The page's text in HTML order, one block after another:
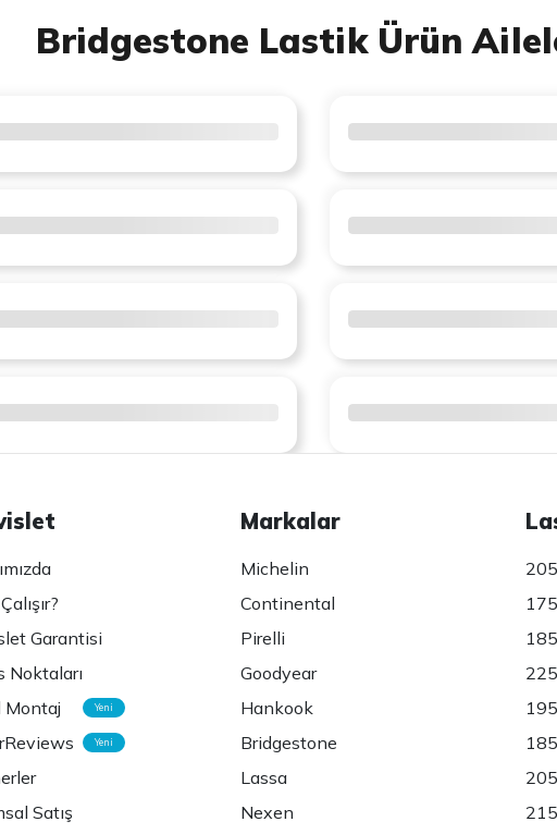
Bridgestone Lastik Ürün
Garantisi
Noktaları
Montaj
Yeni
Yeni
Satış
Markalar
Michelin
Continental
Pirelli
Goodyear
Hankook
Bridgestone
Lassa
Nexen